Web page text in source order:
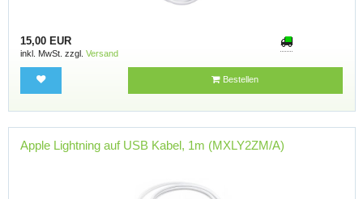
15,00 EUR
inkl. MwSt. zzgl. Versand
Bestellen
Apple Lightning auf USB Kabel, 1m (MXLY2ZM/A)